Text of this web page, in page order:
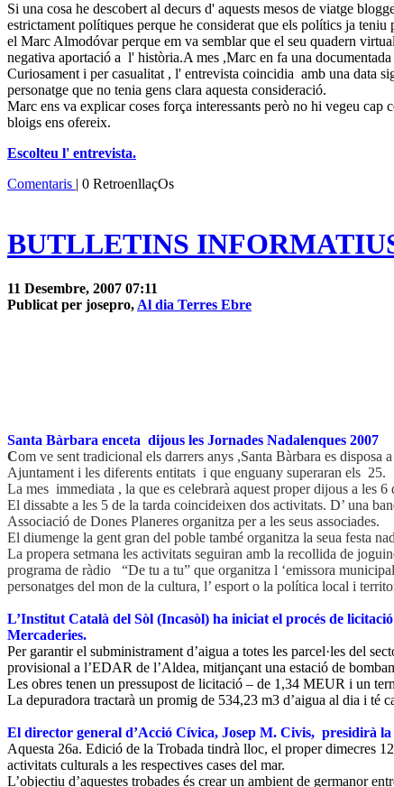
Si una cosa he descobert al decurs d' aquests mesos de viatge
estrictament polítiques perque he considerat que els polítics ja
el Marc Almodóvar perque em va semblar que el seu quadern
negativa aportació a l' història.A mes ,Marc en fa una
Curiosament i per casualitat , l' entrevista coincidia amb una data
personatge que no tenia gens clara aquesta consideració.
Marc ens va explicar coses força interessants però no hi vegeu
bloigs ens ofereix.
Escolteu l' entrevista.
Comentaris | 0 RetroenllaçOs
BUTLLETINS
11 Desembre, 2007 07:11
Publicat per josepro, Al dia Terres Ebre
Santa Bàrbara enceta dijous les Jornades Nadalenques 2007
Com ve sent tradicional els darrers anys ,Santa Bàrbara es
Ajuntament i les diferents entitats i que enguany superaran els 25.
La mes immediata , la que es celebrarà aquest proper dijous a les
El dissabte a les 5 de la tarda coincideixen dos activitats. D’ una
Associació de Dones Planeres organitza per a les seus associades.
El diumenge la gent gran del poble també organitza la seua festa
La propera setmana les activitats seguiran amb la recollida de
programa de ràdio “De tu a tu” que organitza l ‘emissora
personatges del mon de la cultura, l’ esport o la política local i
L’Institut Català del Sòl (Incasòl) ha iniciat el procés de
Mercaderies.
Per garantir el subministrament d’aigua a totes les parcel·les del
provisional a l’EDAR de l’Aldea, mitjançant una estació de
Les obres tenen un pressupost de licitació – de 1,34 MEUR i un
La depuradora tractarà un promig de 534,23 m3 d’aigua al dia i té
El director general d’Acció Cívica, Josep M. Civis, presidirà
Aquesta 26a. Edició de la Trobada tindrà lloc, el proper dimecres
activitats culturals a les respectives cases del mar.
L’objectiu d’aquestes trobades és crear un ambient de germanor